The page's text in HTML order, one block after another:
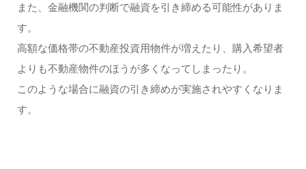
また、金融機関の判断で融資を引き締める可能性がありま
す。
高額な価格帯の不動産投資用物件が増えたり、購入希望者
よりも不動産物件のほうが多くなってしまったり。
このような場合に融資の引き締めが実施されやすくなりま
す。